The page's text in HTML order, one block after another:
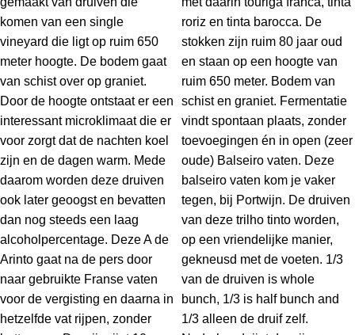
komen van een single
vineyard die ligt op ruim 650
meter hoogte. De bodem gaat
van schist over op graniet.
Door de hoogte ontstaat er een
interessant microklimaat die er
voor zorgt dat de nachten koel
zijn en de dagen warm. Mede
daarom worden deze druiven
ook later geoogst en bevatten
dan nog steeds een laag
alcoholpercentage. Deze A de
Arinto gaat na de pers door
naar gebruikte Franse vaten
voor de vergisting en daarna in
hetzelfde vat rijpen, zonder
roriz en tinta barocca. De
stokken zijn ruim 80 jaar oud
en staan op een hoogte van
ruim 650 meter. Bodem van
schist en graniet. Fermentatie
vindt spontaan plaats, zonder
toevoegingen én in open (zeer
oude) Balseiro vaten. Deze
balseiro vaten kom je vaker
tegen, bij Portwijn. De druiven
van deze trilho tinto worden,
op een vriendelijke manier,
gekneusd met de voeten. 1/3
van de druiven is whole
bunch, 1/3 is half bunch and
1/3 alleen de druif zelf.